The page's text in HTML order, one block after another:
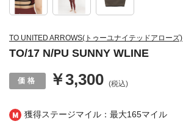
獲得ステージマイル：最大165マイル
TO UNITED ARROWS(トゥーユナイテッドアローズ)
TO/17 N/PU SUNNY WLINE
￥3,300 (税込)